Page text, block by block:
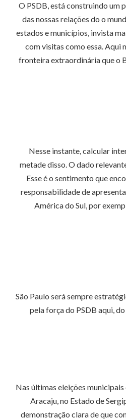
O PSDB, está construindo um
das nossas relações do o
estados e municípios, invista
com visitas como essa. Aqui
fronteira extraordinária que o
Nesse instante, calcular
metade disso. O dado
Esse é o sentimento que
responsabilidade de
América do Sul, por
São Paulo será sempre
pela força do PSDB aqui,
Nas últimas eleições
Aracaju, no Estado de
demonstração clara de que